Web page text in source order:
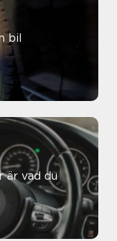
bil
är vad du